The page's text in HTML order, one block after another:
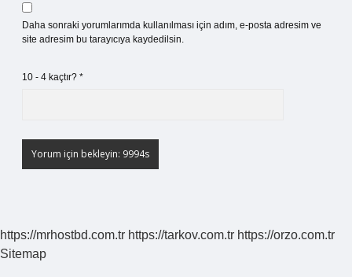
Daha sonraki yorumlarımda kullanılması için adım, e-posta adresim ve
site adresim bu tarayıcıya kaydedilsin.
10 - 4 kaçtır? *
https://mrhostbd.com.tr https://tarkov.com.tr https://orzo.com.tr
Sitemap